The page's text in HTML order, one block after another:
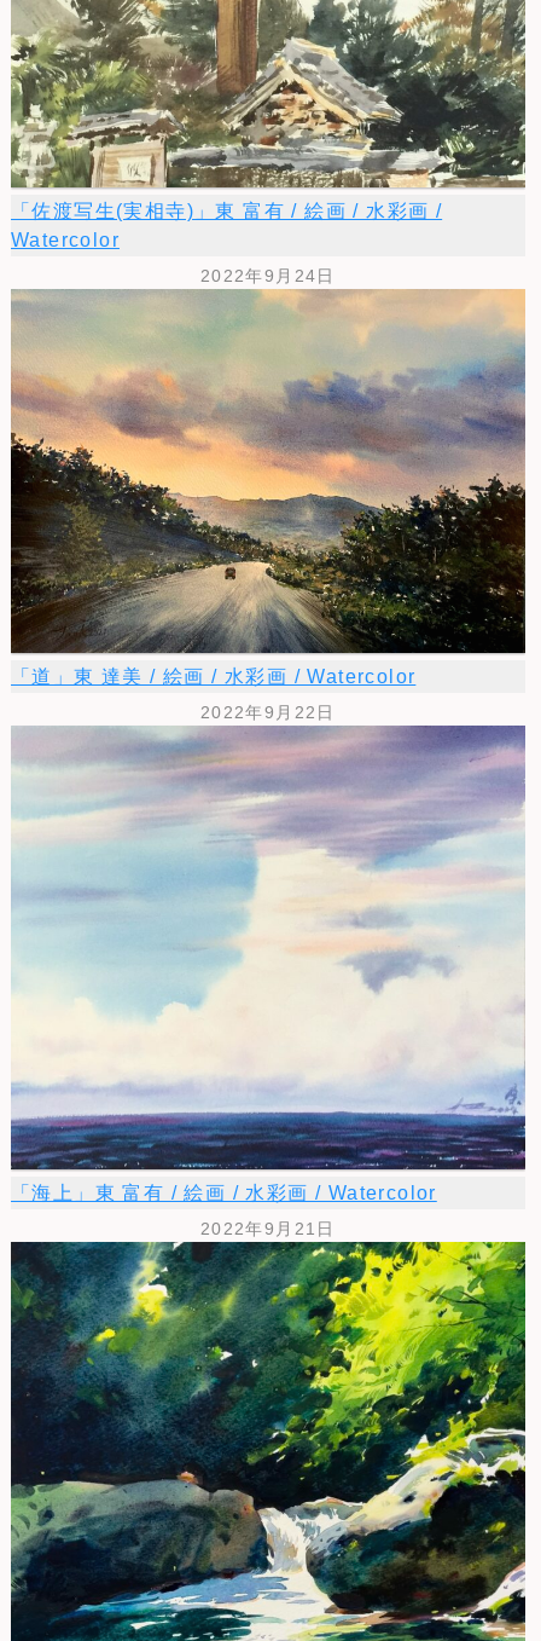
「佐渡写生(実相寺)」東 富有 / 絵画 / 水彩画 /
Watercolor
2022年9月24日
「道」東 達美 / 絵画 / 水彩画 / Watercolor
2022年9月22日
「海上」東 富有 / 絵画 / 水彩画 / Watercolor
2022年9月21日